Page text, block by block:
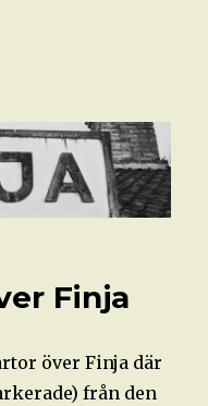
Finja
över Finja där
från den